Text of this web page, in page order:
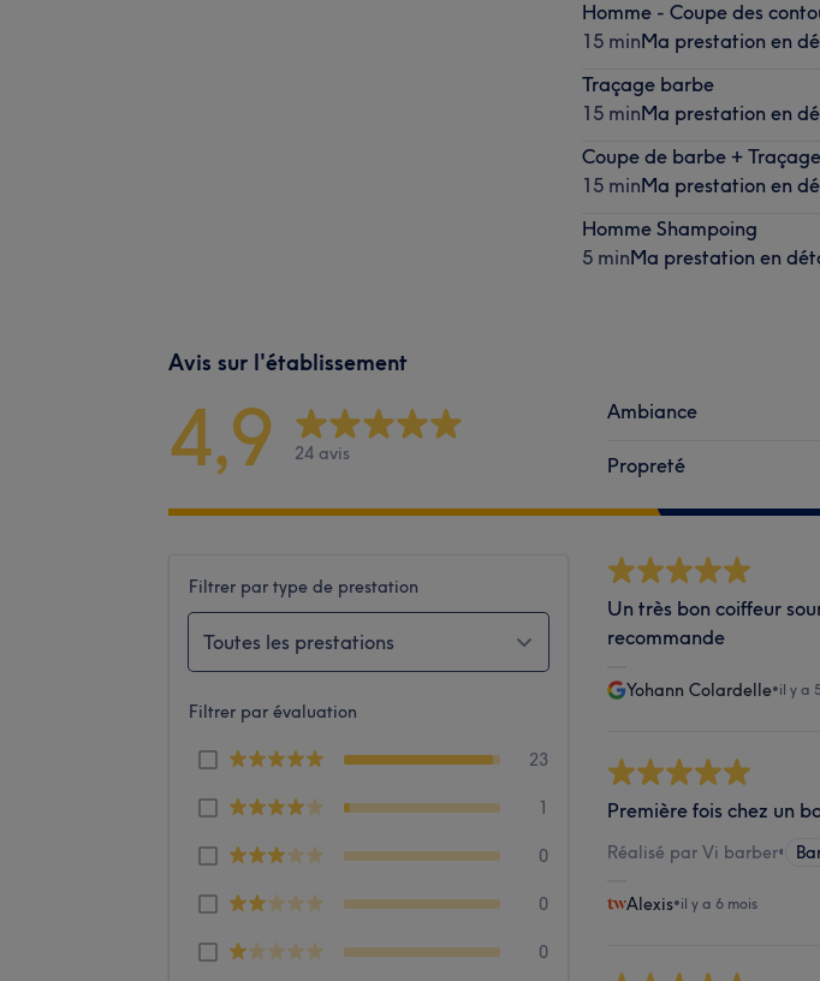
Homme - Coupe des
15 minMa prestation en
Traçage barbe
15 minMa prestation en
Coupe de barbe + Traçage
15 minMa prestation en
Homme Shampoing
5 minMa prestation en
Avis sur l'établissement
4,9 24 avis
Ambiance
Propreté
Filtrer par type de prestation
Toutes les prestations
Filtrer par évaluation
23
1
0
0
0
Un très bon coiffeur
recommande
Yohann Colardelle•il y a
Première fois chez un
Réalisé par Vi barber•
Alexis•il y a 6 mois